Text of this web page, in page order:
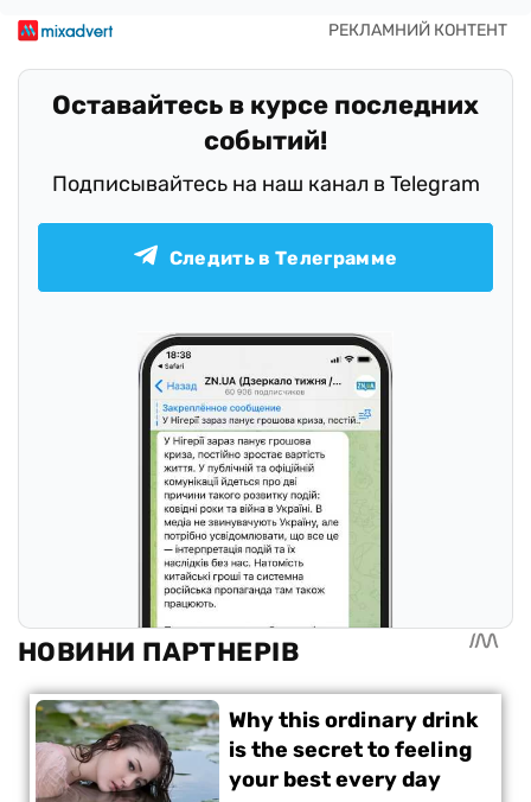
Оставайтесь в курсе последних
событий!
Подписывайтесь на наш канал в Telegram
Следить в Телеграмме